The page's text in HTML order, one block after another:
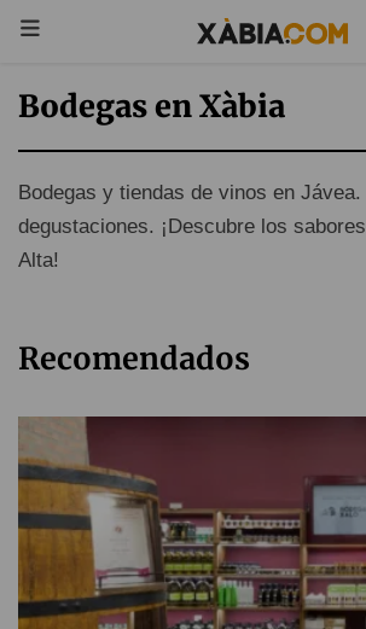
Bodegas en Xàbia
Bodegas y tiendas de vinos en
degustaciones. ¡Descubre los
Alta!
Recomendados